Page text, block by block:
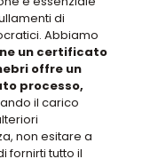
di
Abbiamo
un certificato
offre un
processo,
il carico
non esitare a
fornirti tutto il